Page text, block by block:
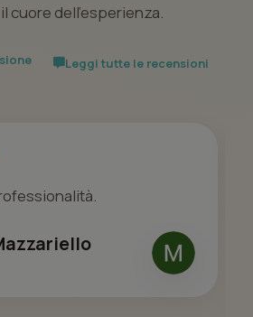
cuore dell’esperienza.
Leggi tutte le recensioni